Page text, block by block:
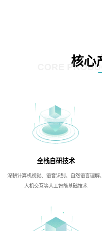
核心
CORE
全栈自研技术
深耕计算机视觉、语音识别、自然语言理解、
人机交互等人工智能基础技术